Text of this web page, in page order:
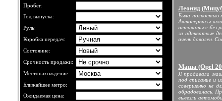
Пробег:
Год выпуска:
Руль:
Коробка передач:
Состояние:
Срочность продажи:
Местонахождение:
Ближайшее метро:
Ожидаемая цена:
Леонид
Была полностью
Автосервисы
оставаться без
за адекватные
очень доволен.
Маша (Opel
Я продавала
под списание и
совершенно не
обрадовалась.
вывезли